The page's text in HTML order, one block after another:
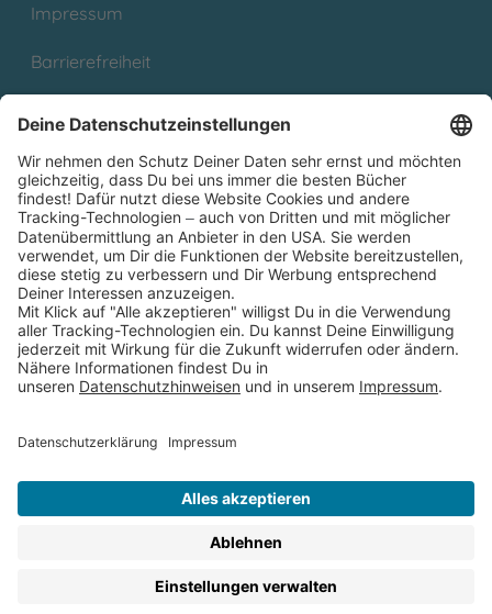
Impressum
Barrierefreiheit
Partnerprogramm (Affiliate)
Folge uns auf
* Versandkostenfrei ab 9,00 € Bestellwert innerhalb
Deutschlands
** Lieferzeit 1-3 Werktage innerhalb Deutschlands
Thienemann-Esslinger Verlag GmbH, Blumenstraße 36, D-70182